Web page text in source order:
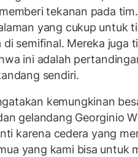
tekanan pada
yang cukup untuk
di semifinal. Mereka juga
ini adalah
sendiri.
kemungkinan
gelandang Georginio
karena cedera yang
yang kami bisa untuk